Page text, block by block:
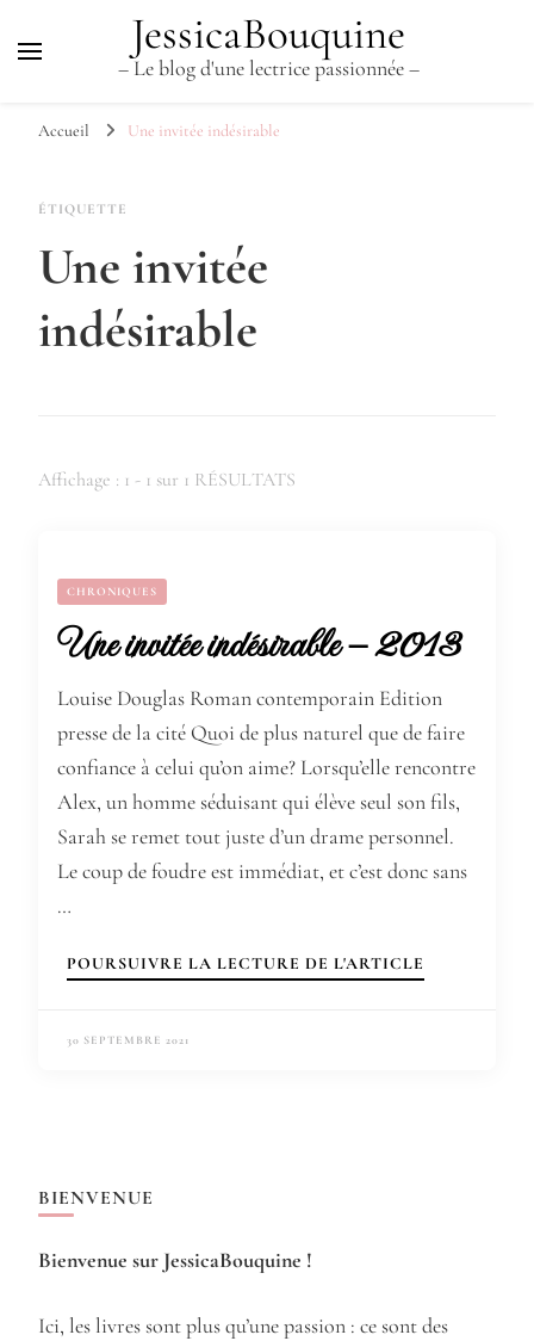
JessicaBouquine
– Le blog d'une lectrice passionnée –
Accueil Une invitée indésirable
ÉTIQUETTE
Une invitée
indésirable
Affichage : 1 - 1 sur 1 RÉSULTATS
CHRONIQUES
Une invitée indésirable – 2013
Louise Douglas Roman contemporain Edition
presse de la cité Quoi de plus naturel que de faire
confiance à celui qu’on aime? Lorsqu’elle rencontre
Alex, un homme séduisant qui élève seul son fils,
Sarah se remet tout juste d’un drame personnel.
Le coup de foudre est immédiat, et c’est donc sans
…
POURSUIVRE LA LECTURE DE L'ARTICLE
30 SEPTEMBRE 2021
BIENVENUE
Bienvenue sur JessicaBouquine !
Ici, les livres sont plus qu’une passion : ce sont des